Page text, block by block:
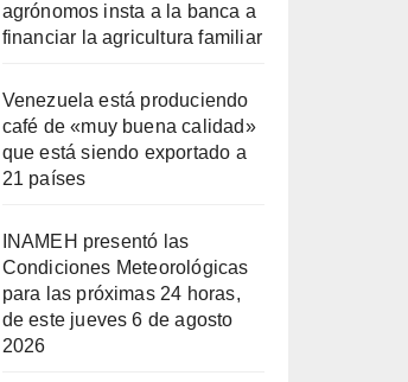
agrónomos insta a la banca a
financiar la agricultura familiar
Venezuela está produciendo
café de «muy buena calidad»
que está siendo exportado a
21 países
INAMEH presentó las
Condiciones Meteorológicas
para las próximas 24 horas,
de este jueves 6 de agosto
2026